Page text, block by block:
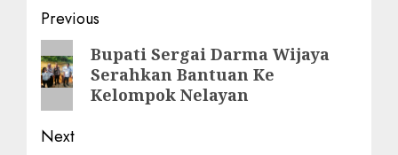
Post
navigation
Previous
Previous
post:
Bupati Sergai Darma Wijaya
Serahkan Bantuan Ke
Kelompok Nelayan
Next